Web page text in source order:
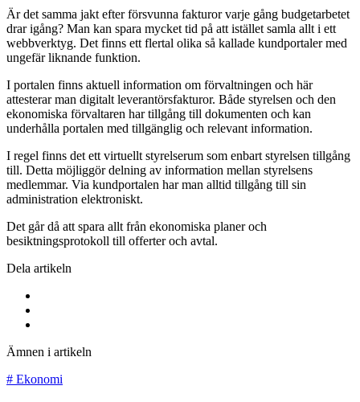
Är det samma jakt efter försvunna fakturor varje gång budgetarbetet
drar igång? Man kan spara mycket tid på att istället samla allt i ett
webbverktyg. Det finns ett flertal olika så kallade kundportaler med
ungefär liknande funktion.
I portalen finns aktuell information om förvaltningen och här
attesterar man digitalt leverantörsfakturor. Både styrelsen och den
ekonomiska förvaltaren har tillgång till dokumenten och kan
underhålla portalen med tillgänglig och relevant information.
I regel finns det ett virtuellt styrelserum som enbart styrelsen tillgång
till. Detta möjliggör delning av information mellan styrelsens
medlemmar. Via kundportalen har man alltid tillgång till sin
administration elektroniskt.
Det går då att spara allt från ekonomiska planer och
besiktningsprotokoll till offerter och avtal.
Dela artikeln
Ämnen i artikeln
# Ekonomi